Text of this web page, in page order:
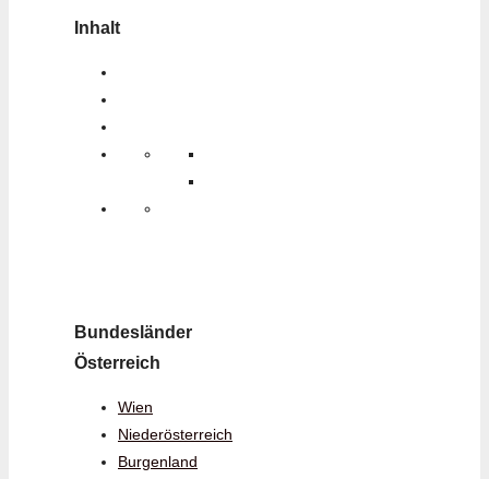
Inhalt
Bundesländer
Österreich
Wien
Niederösterreich
Burgenland